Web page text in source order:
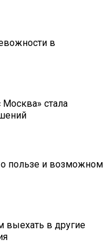
в
стала
о пользе и возможном
выехать в другие